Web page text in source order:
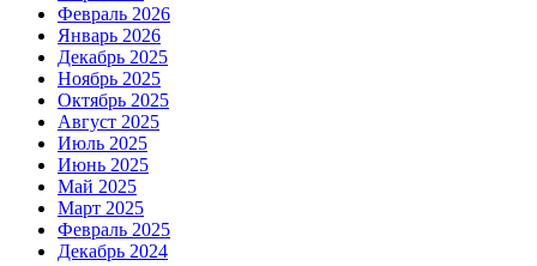
Февраль 2026
Январь 2026
Декабрь 2025
Ноябрь 2025
Октябрь 2025
Август 2025
Июль 2025
Июнь 2025
Май 2025
Март 2025
Февраль 2025
Декабрь 2024